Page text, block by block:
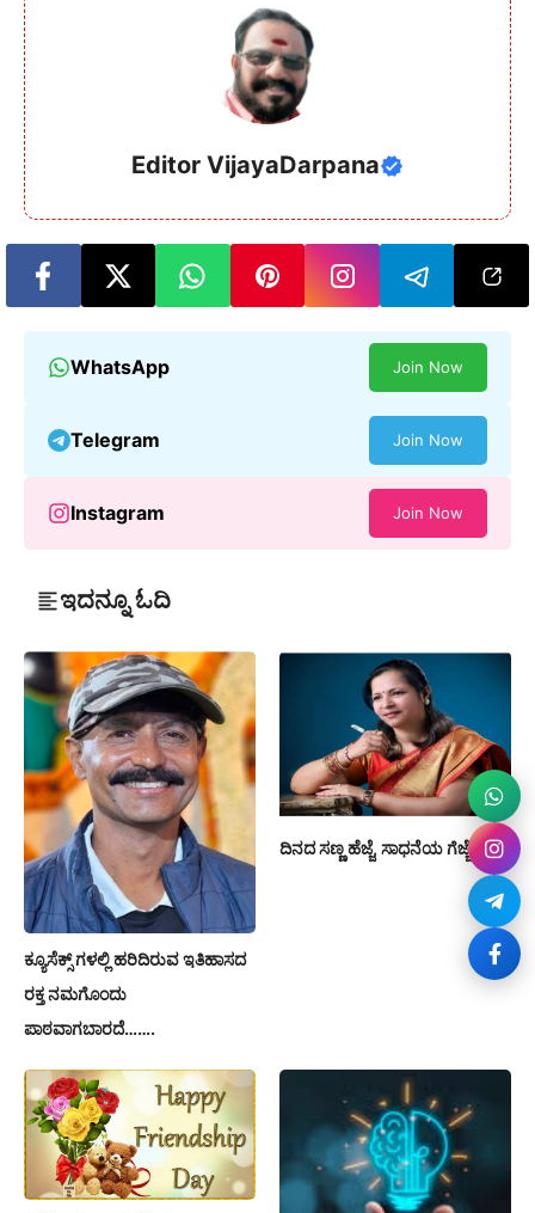
Editor VijayaDarpana
WhatsApp Join Now
Telegram Join Now
Instagram Join Now
ಇದನ್ನೂ ಓದಿ
ಕ್ಯೂಸೆಕ್ಸ್ ಗಳಲ್ಲಿ ಹರಿದಿರುವ ಇತಿಹಾಸದ
ರಕ್ತ ನಮಗೊಂದು
ಪಾಠವಾಗಬಾರದೆ…….
ದಿನದ ಸಣ್ಣ ಹೆಜ್ಜೆ, ಸಾಧನೆಯ ಗೆಜ್ಜೆ